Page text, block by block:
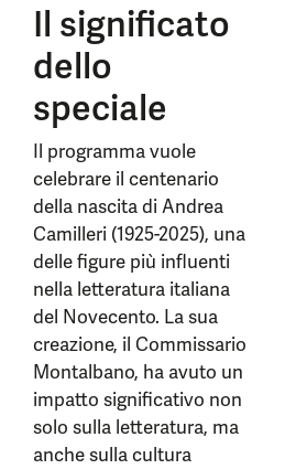
Il significato
dello
speciale
Il programma vuole
celebrare il centenario
della nascita di Andrea
Camilleri (1925-2025), una
delle figure più influenti
nella letteratura italiana
del Novecento. La sua
creazione, il Commissario
Montalbano, ha avuto un
impatto significativo non
solo sulla letteratura, ma
anche sulla cultura